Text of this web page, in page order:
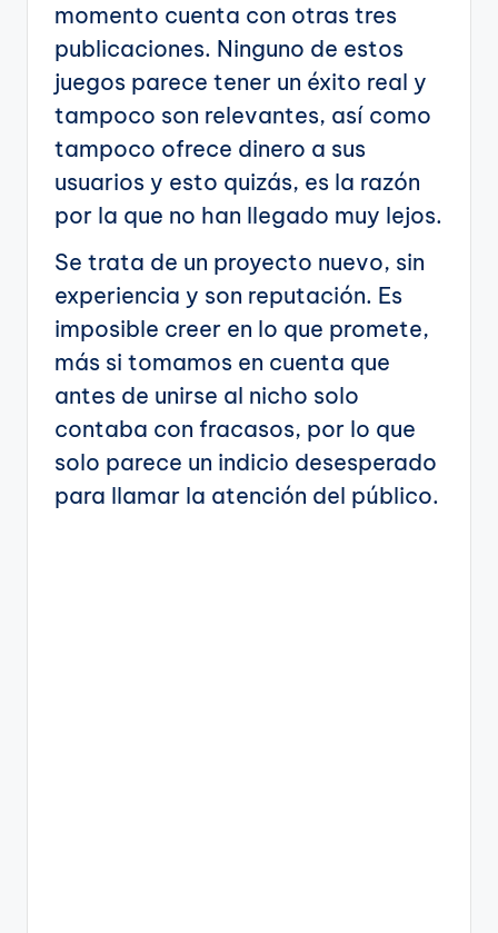
momento cuenta con otras tres
publicaciones. Ninguno de estos
juegos parece tener un éxito real y
tampoco son relevantes, así como
tampoco ofrece dinero a sus
usuarios y esto quizás, es la razón
por la que no han llegado muy lejos.
Se trata de un proyecto nuevo, sin
experiencia y son reputación. Es
imposible creer en lo que promete,
más si tomamos en cuenta que
antes de unirse al nicho solo
contaba con fracasos, por lo que
solo parece un indicio desesperado
para llamar la atención del público.